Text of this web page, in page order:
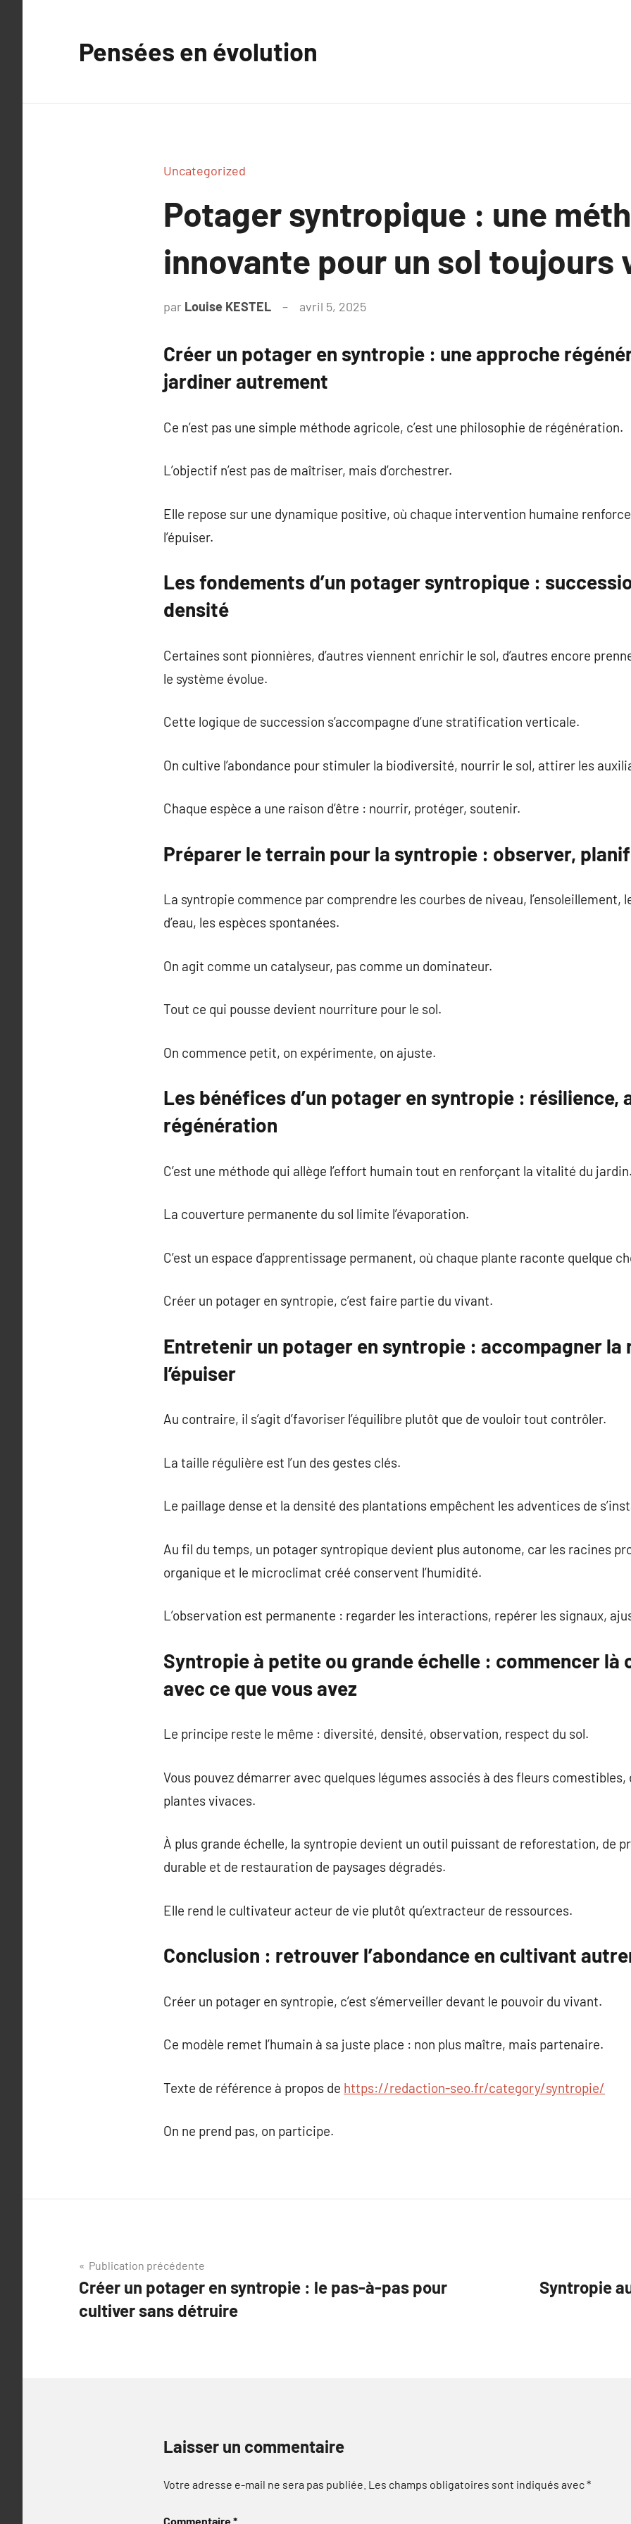
Pensées en évolution
Uncategorized
Potager syntropique : une
innovante pour un sol toujours
par Louise KESTEL avril 5, 2025
Créer un potager en syntropie : une approche
jardiner autrement
Ce n’est pas une simple méthode agricole, c’est une philosophie de régénération.
L’objectif n’est pas de maîtriser, mais d’orchestrer.
Elle repose sur une dynamique positive, où chaque intervention humaine
l’épuiser.
Les fondements d’un potager syntropique :
densité
Certaines sont pionnières, d’autres viennent enrichir le sol, d’autres encore
le système évolue.
Cette logique de succession s’accompagne d’une stratification verticale.
On cultive l’abondance pour stimuler la biodiversité, nourrir le sol, attirer les
Chaque espèce a une raison d’être : nourrir, protéger, soutenir.
Préparer le terrain pour la syntropie : observer,
La syntropie commence par comprendre les courbes de niveau, l’ensoleillement,
d’eau, les espèces spontanées.
On agit comme un catalyseur, pas comme un dominateur.
Tout ce qui pousse devient nourriture pour le sol.
On commence petit, on expérimente, on ajuste.
Les bénéfices d’un potager en syntropie : résilience,
régénération
C’est une méthode qui allège l’effort humain tout en renforçant la vitalité du jardin.
La couverture permanente du sol limite l’évaporation.
C’est un espace d’apprentissage permanent, où chaque plante raconte quelque
Créer un potager en syntropie, c’est faire partie du vivant.
Entretenir un potager en syntropie : accompagner la
l’épuiser
Au contraire, il s’agit d’favoriser l’équilibre plutôt que de vouloir tout contrôler.
La taille régulière est l’un des gestes clés.
Le paillage dense et la densité des plantations empêchent les adventices de
Au fil du temps, un potager syntropique devient plus autonome, car les racines
organique et le microclimat créé conservent l’humidité.
L’observation est permanente : regarder les interactions, repérer les signaux,
Syntropie à petite ou grande échelle : commencer là
avec ce que vous avez
Le principe reste le même : diversité, densité, observation, respect du sol.
Vous pouvez démarrer avec quelques légumes associés à des fleurs
plantes vivaces.
À plus grande échelle, la syntropie devient un outil puissant de reforestation, de
durable et de restauration de paysages dégradés.
Elle rend le cultivateur acteur de vie plutôt qu’extracteur de ressources.
Conclusion : retrouver l’abondance en cultivant
Créer un potager en syntropie, c’est s’émerveiller devant le pouvoir du vivant.
Ce modèle remet l’humain à sa juste place : non plus maître, mais partenaire.
Texte de référence à propos de https://redaction-seo.fr/category/syntropie/
On ne prend pas, on participe.
Navigation
de
l’article
Publication précédente
Créer un potager en syntropie : le pas-à-pas pour
cultiver sans détruire
Syntropie
Laisser un commentaire
Votre adresse e-mail ne sera pas publiée. Les champs obligatoires sont indiqués avec*
Commentaire*